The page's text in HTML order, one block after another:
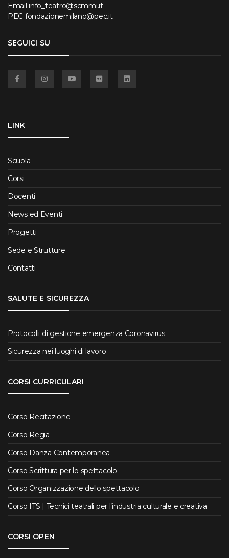
Email info_teatro@scmmi.it
PEC fondazionemilano@pec.it
SEGUICI SU
LINK
Scuola
Corsi
Docenti
News ed Eventi
Progetti
Sede e Strutture
Contatti
SALUTE E SICUREZZA
Protocolli di gestione emergenza Coronavirus
Sicurezza nei luoghi di lavoro
CORSI CURRICULARI
Corso Recitazione
Corso Regia
Corso Danza Contemporanea
Corso Scrittura per lo spettacolo
Corso Organizzazione dello spettacolo
Corso ITS | Tecnici teatrali per l’industria culturale e creativa
CORSI OPEN